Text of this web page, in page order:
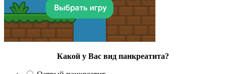
Какой у Вас вид панкреатита?